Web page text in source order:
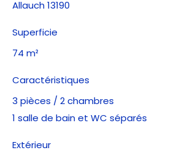
Allauch 13190
Superficie
74 m²
Caractéristiques
3 pièces / 2 chambres
1 salle de bain et WC séparés
Extérieur